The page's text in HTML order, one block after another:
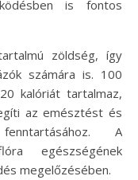
is fontos
zöldség, így
számára is. 100
kalóriát tartalmaz,
az emésztést és
A
egészségének
megelőzésében.